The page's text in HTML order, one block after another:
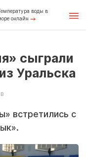
воды в
онлайн
сыграли
Уральска
встретились с